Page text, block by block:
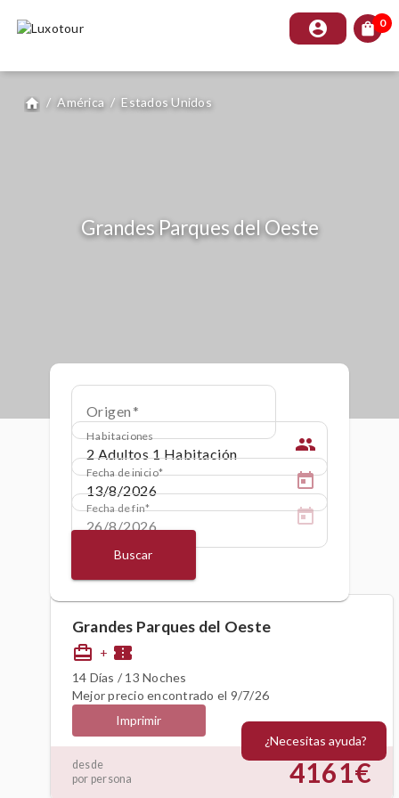
account_circle shopping_bag 0
home / América / Estados Unidos
Grandes Parques del Oeste
Origen
Habitaciones people
Fecha de inicio
Fecha de fin
Buscar
Grandes Parques del Oeste
card_travel + confirmation_number
14 Días / 13 Noches
Mejor precio encontrado el 9/7/26
Imprimir
desde
por persona
4161€
¿Necesitas ayuda?